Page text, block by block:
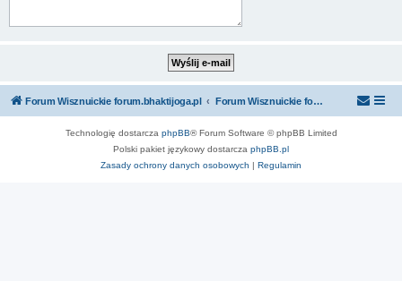
Forum Wisznuickie forum.bhaktijoga.pl Forum Wisznuickie forum.bhaktijoga.pl
Technologię dostarcza phpBB® Forum Software © phpBB Limited
Polski pakiet językowy dostarcza phpBB.pl
Zasady ochrony danych osobowych | Regulamin